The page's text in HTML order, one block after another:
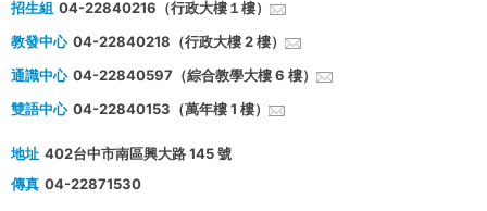
招生組 04-22840216（行政大樓１樓）
教發中心 04-22840218（行政大樓 2 樓）
通識中心 04-22840597（綜合教學大樓 6 樓）
雙語中心 04-22840153（萬年樓 1 樓）
地址 402台中市南區興大路 145 號
傳真 04-22871530